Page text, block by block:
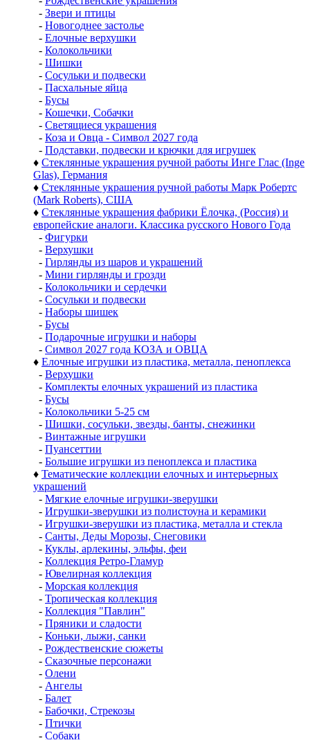
- Звери и птицы
- Новогоднее застолье
- Елочные верхушки
- Колокольчики
- Шишки
- Сосульки и подвески
- Пасхальные яйца
- Бусы
- Кошечки, Собачки
- Светящиеся украшения
- Коза и Овца - Символ 2027 года
- Подставки, подвески и крючки для игрушек
♦ Стеклянные украшения ручной работы Инге Глас (Inge
Glas), Германия
♦ Стеклянные украшения ручной работы Марк Робертс
(Mark Roberts), США
♦ Стеклянные украшения фабрики Ёлочка, (Россия) и
европейские аналоги. Классика русского Нового Года
- Фигурки
- Верхушки
- Гирлянды из шаров и украшений
- Мини гирлянды и грозди
- Колокольчики и сердечки
- Сосульки и подвески
- Наборы шишек
- Бусы
- Подарочные игрушки и наборы
- Символ 2027 года КОЗА и ОВЦА
♦ Елочные игрушки из пластика, металла, пеноплекса
- Верхушки
- Комплекты елочных украшений из пластика
- Бусы
- Колокольчики 5-25 см
- Шишки, сосульки, звезды, банты, снежинки
- Винтажные игрушки
- Пуансеттии
- Большие игрушки из пеноплекса и пластика
♦ Тематические коллекции елочных и интерьерных
украшений
- Мягкие елочные игрушки-зверушки
- Игрушки-зверушки из полистоуна и керамики
- Игрушки-зверушки из пластика, металла и стекла
- Санты, Деды Морозы, Снеговики
- Куклы, арлекины, эльфы, феи
- Коллекция Ретро-Гламур
- Ювелирная коллекция
- Морская коллекция
- Тропическая коллекция
- Коллекция "Павлин"
- Пряники и сладости
- Коньки, лыжи, санки
- Рождественские сюжеты
- Сказочные персонажи
- Олени
- Ангелы
- Балет
- Бабочки, Стрекозы
- Птички
- Собаки